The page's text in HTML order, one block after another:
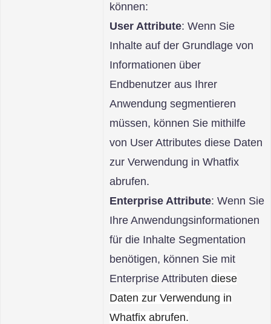
können:
User Attribute: Wenn Sie
Inhalte auf der Grundlage von
Informationen über
Endbenutzer aus Ihrer
Anwendung segmentieren
müssen, können Sie mithilfe
von User Attributes diese Daten
zur Verwendung in Whatfix
abrufen.
Enterprise Attribute: Wenn Sie
Ihre Anwendungsinformationen
für die Inhalte Segmentation
benötigen, können Sie mit
Enterprise Attributen diese
Daten zur Verwendung in
Whatfix abrufen.